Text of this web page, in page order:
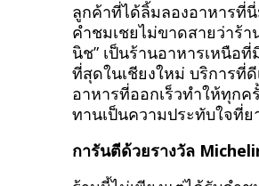
ลูกค้าที่ได้ลิ้มลองอาหารที่
คำชมเชยไม่ขาดสายว่าร้า
นิช” เป็นร้านอาหารเหนือ
ที่สุดในเชียงใหม่ บริการที่
อาหารที่ออกเร็วทำให้ทุกค
ทานเป็นความประทับใจที่ย
การันตีด้วยรางวัล